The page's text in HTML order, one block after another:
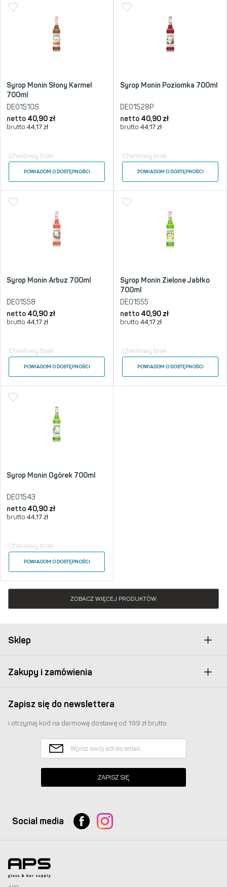
Syrop Monin Słony Karmel
700ml
DE01510S
netto 40,90 zł
brutto 44,17 zł
Chwilowy brak
POWIADOM O DOSTĘPNOŚCI
Syrop Monin Poziomka 700ml
DE01528P
netto 40,90 zł
brutto 44,17 zł
Chwilowy brak
POWIADOM O DOSTĘPNOŚCI
Syrop Monin Arbuz 700ml
DE01558
netto 40,90 zł
brutto 44,17 zł
Chwilowy brak
POWIADOM O DOSTĘPNOŚCI
Syrop Monin Zielone Jabłko
700ml
DE01555
netto 40,90 zł
brutto 44,17 zł
Chwilowy brak
POWIADOM O DOSTĘPNOŚCI
Syrop Monin Ogórek 700ml
DE01543
netto 40,90 zł
brutto 44,17 zł
Chwilowy brak
POWIADOM O DOSTĘPNOŚCI
ZOBACZ WIĘCEJ PRODUKTÓW
Sklep
Zakupy i zamówienia
Zapisz się do newslettera
i otrzymaj kod na darmową dostawę od 199 zł brutto
ZAPISZ SIĘ
Social media